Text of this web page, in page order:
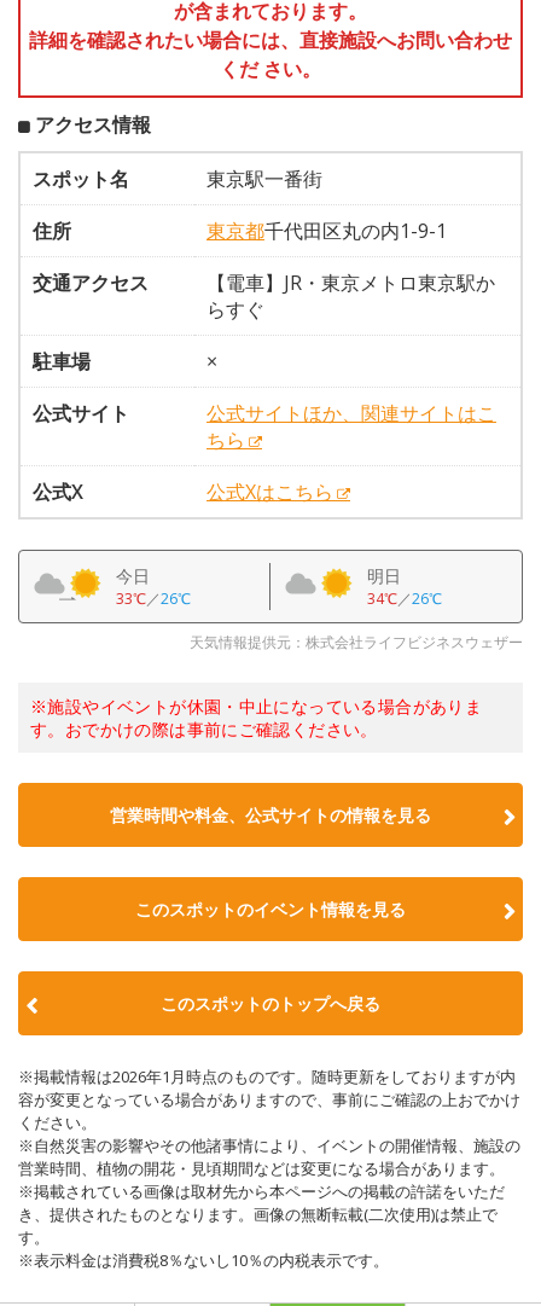
が含まれております。
詳細を確認されたい場合には、直接施設へお問い合わせ
くだ さい。
アクセス情報
スポット名
東京駅一番街
住所
東京都千代田区丸の内1-9-1
交通アクセス
【電車】JR・東京メトロ東京駅か
らすぐ
駐車場
×
公式サイト
公式サイトほか、関連サイトはこ
ちら
公式X
公式Xはこちら
今日
33℃／26℃
明日
34℃／26℃
天気情報提供元：株式会社ライフビジネスウェザー
※施設やイベントが休園・中止になっている場合がありま
す。おでかけの際は事前にご確認ください。
営業時間や料金、公式サイトの情報を見る
このスポットのイベント情報を見る
このスポットのトップへ戻る
※掲載情報は2026年1月時点のものです。随時更新をしておりますが内
容が変更となっている場合がありますので、事前にご確認の上おでかけ
ください。
※自然災害の影響やその他諸事情により、イベントの開催情報、施設の
営業時間、植物の開花・見頃期間などは変更になる場合があります。
※掲載されている画像は取材先から本ページへの掲載の許諾をいただ
き、提供されたものとなります。画像の無断転載(二次使用)は禁止で
す。
※表示料金は消費税8％ないし10％の内税表示です。